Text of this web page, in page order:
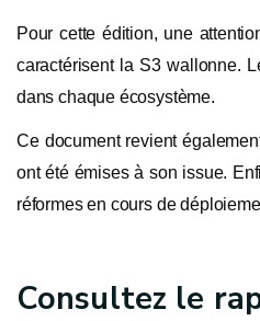
Pour cette édition, une
caractérisent la S3 wallonne.
dans chaque écosystème.
Ce document revient
ont été émises à son issue.
réformes en cours de
Consultez le